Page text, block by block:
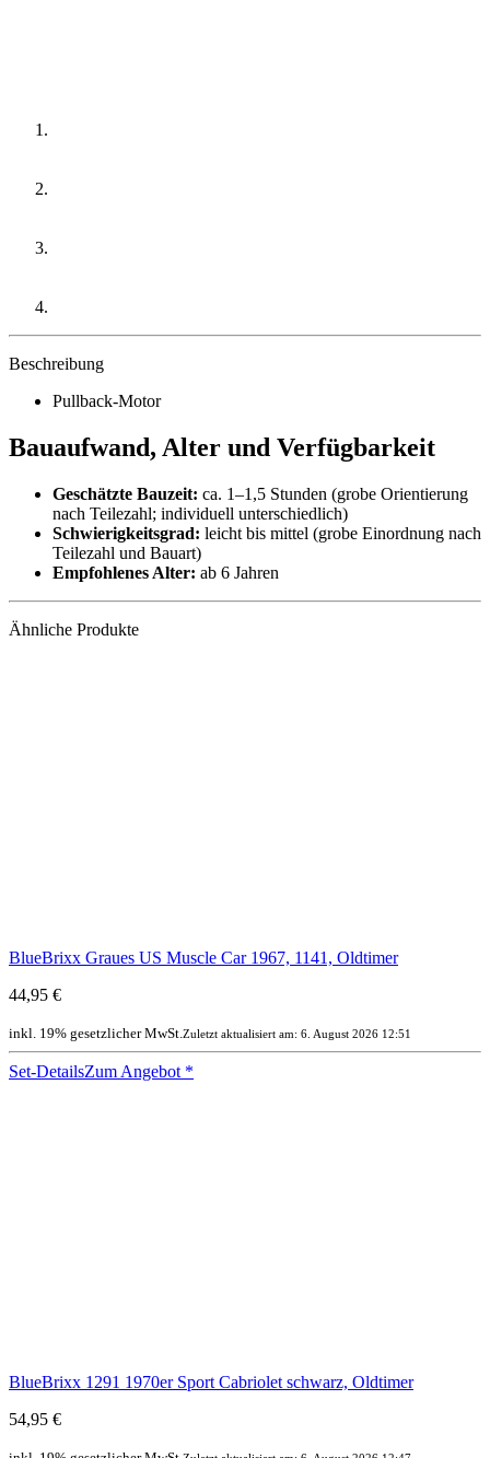
Beschreibung
Pullback-Motor
Bauaufwand, Alter und Verfügbarkeit
Geschätzte Bauzeit: ca. 1–1,5 Stunden (grobe Orientierung
nach Teilezahl; individuell unterschiedlich)
Schwierigkeitsgrad: leicht bis mittel (grobe Einordnung nach
Teilezahl und Bauart)
Empfohlenes Alter: ab 6 Jahren
Ähnliche Produkte
BlueBrixx Graues US Muscle Car 1967, 1141, Oldtimer
44,95 €
inkl. 19% gesetzlicher MwSt. Zuletzt aktualisiert am: 6. August 2026 12:51
Set-DetailsZum Angebot *
BlueBrixx 1291 1970er Sport Cabriolet schwarz, Oldtimer
54,95 €